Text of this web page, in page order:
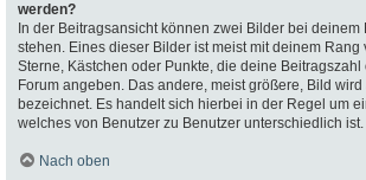
werden?
In der Beitragsansicht können zwei Bilder bei deinem
stehen. Eines dieser Bilder ist meist mit deinem Rang
Sterne, Kästchen oder Punkte, die deine
Forum angeben. Das andere, meist größere, Bild wird
bezeichnet. Es handelt sich hierbei in der Regel um
welches von Benutzer zu Benutzer unterschiedlich ist.
Nach oben